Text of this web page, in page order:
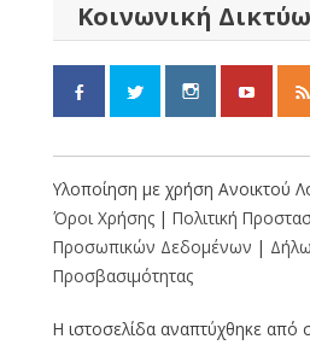
Κοινωνική
Υλοποίηση με χρήση Ανοικτού
Όροι Χρήσης |Πολιτική
Προσωπικών Δεδομένων |
Προσβασιμότητας
Η ιστοσελίδα αναπτύχθηκε από